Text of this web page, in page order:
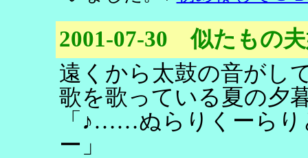
2001-07-30 似たもの
遠くから太鼓の音がし
歌を歌っている夏の夕
「♪……ぬらりくーら
ー」